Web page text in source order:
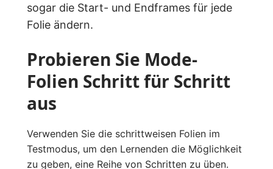
sogar die Start- und Endframes für jede
Folie ändern.
Probieren Sie Mode-
Folien Schritt für Schritt
aus
Verwenden Sie die schrittweisen Folien im
Testmodus, um den Lernenden die Möglichkeit
zu geben, eine Reihe von Schritten zu üben.